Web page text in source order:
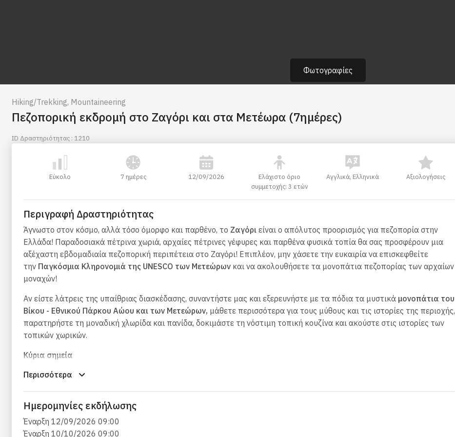
Φωτογραφίες
Hiking/Trekking, Mountaineering
Πεζοπορική εκδρομή στο Ζαγόρι και στα Μετέωρα (7ημέρες)
ID Δραστηριότητας : 1210
Εύκολο 7 ημέρες 12/09/2026
Ελάχιστο όριο
συμμετοχής: 3 ετών
Αγγλικά, Ελληνικά Αξιολογήσεις
Περιγραφή Δραστηριότητας
Άγνωστο στον κόσμο, αλλά τόσο όμορφο και παρθένο, το Ζαγόρι είναι ο απόλυτος προορισμός για πεζοπορία στην
Ελλάδα! Παραδοσιακά πέτρινα χωριά, αρχαίες πέτρινες γέφυρες και παρθένα φυσικά τοπία θα σας προσφέρουν μια
αξέχαστη εβδομαδιαία πεζοπορική περιπέτεια στο Ζαγόρι! Επιπλέον, μην χάσετε την ευκαιρία να επισκεφθείτε
την Παγκόσμια Κληρονομιά της UNESCO των Μετεώρων και να ακολουθήσετε τα μονοπάτια πεζοπορίας των αρχαίων
μοναχών!
Αν είστε λάτρεις της υπαίθριας διασκέδασης, συναντήστε μας και εξερευνήστε με τα πόδια τα μυστικά μονοπάτια του
Βίκου - Εθνικού Πάρκου Αώου και των Μετεώρων, μάθετε περισσότερα για τους μύθους και τις ιστορίες της περιοχής,
παρατηρήστε τη μοναδική χλωρίδα και πανίδα, δοκιμάστε τη νόστιμη τοπική κουζίνα και ακούστε στις ιστορίες των
τοπικών χωρικών.
Κύρια σημεία
Περπατήστε στο
λιθόστρωτα δρομάκια τους και θαυμάστε την παραδοσιακή αρχιτεκτονική.
Διασχίστε πέτρινα γεφύρια
Πεζοπορία στημυθική αλπική Λίμνη Δράκου
Περισσότερα
Ημερομηνίες εκδήλωσης
Έναρξη 12/09/2026 09:00
Έναρξη 10/10/2026 09:00